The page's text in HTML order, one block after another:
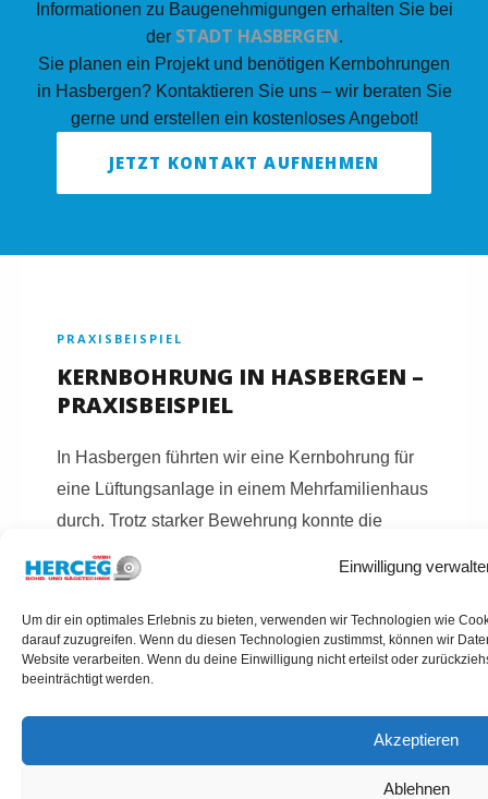
Einwilligung
Um dir ein optimales Erlebnis zu bieten, verwenden wir Technologien wie
darauf zuzugreifen. Wenn du diesen Technologien zustimmst, können wir
Website verarbeiten. Wenn du deine Einwilligung nicht erteilst oder
beeinträchtigt werden.
Akzeptieren
Ablehnen
Informationen zu Baugenehmigungen erhalten Sie bei
der STADT HASBERGEN.
Sie planen ein Projekt und benötigen Kernbohrungen
in Hasbergen? Kontaktieren Sie uns – wir beraten Sie
gerne und erstellen ein kostenloses Angebot!
JETZT KONTAKT AUFNEHMEN
PRAXISBEISPIEL
KERNBOHRUNG IN HASBERGEN –
PRAXISBEISPIEL
In Hasbergen führten wir eine Kernbohrung für
eine Lüftungsanlage in einem Mehrfamilienhaus
durch. Trotz starker Bewehrung konnte die
Bohrung präzise und ohne Folgeschäden
umgesetzt werden.
KERNBOHRUNGEN HASBERGEN ANFRAGEN